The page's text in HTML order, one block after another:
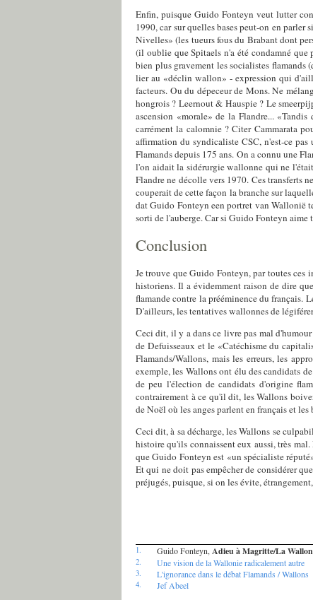
Enfin, puisque Guido Fonteyn veut lutter
1990, car sur quelles bases peut-on en parler
Nivelles» (les tueurs fous du Brabant dont
(il oublie que Spitaels n'a été condamné
bien plus gravement les socialistes flamands
lier au «déclin wallon» - expression qui
facteurs. Ou du dépeceur de Mons. Ne
hongrois ? Leernout & Hauspie ? Le
ascension «morale» de la Flandre...
carrément la calomnie ? Citer Cammarata
affirmation du syndicaliste CSC, n'est-ce
Flamands depuis 175 ans. On a connu une
l'on aidait la sidérurgie wallonne qui ne
Flandre ne décolle vers 1970. Ces transferts
couperait de cette façon la branche sur
dat Guido Fonteyn een portret van Wallonië
sorti de l'auberge. Car si Guido Fonteyn
Conclusion
Je trouve que Guido Fonteyn, par toutes ces
historiens. Il a évidemment raison de dire
flamande contre la prééminence du français.
D'ailleurs, les tentatives wallonnes de
Ceci dit, il y a dans ce livre pas mal
de Defuisseaux et le «Catéchisme du
Flamands/Wallons, mais les erreurs, les
exemple, les Wallons ont élu des candidats
de peu l'élection de candidats d'origine
contrairement à ce qu'il dit, les Wallons
de Noël où les anges parlent en français et
Ceci dit, à sa décharge, les Wallons se
histoire qu'ils connaissent eux aussi, très
que Guido Fonteyn est «un spécialiste
Et qui ne doit pas empêcher de considérer
préjugés, puisque, si on les évite,
1. Guido Fonteyn, Adieu à Magritte/La
2. Une vision de la Wallonie radicalement autre
3. L'ignorance dans le débat Flamands / Wallons
4. Jef Abeel